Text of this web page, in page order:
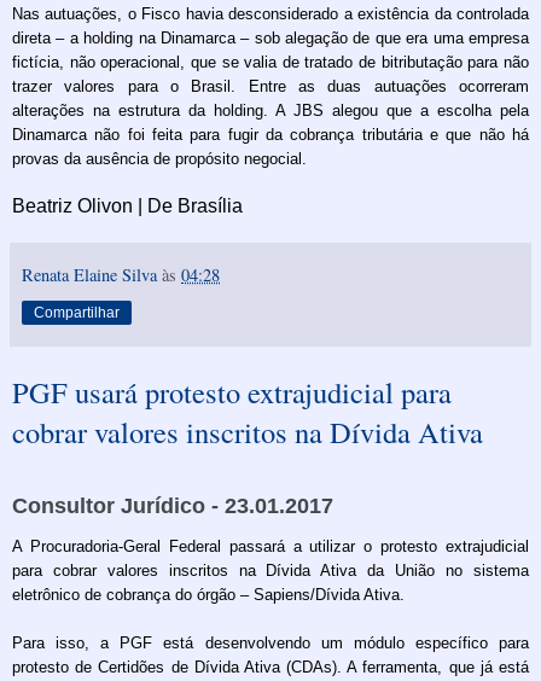
Nas autuações, o Fisco havia desconsiderado a existência da controlada
direta – a holding na Dinamarca – sob alegação de que era uma empresa
fictícia, não operacional, que se valia de tratado de bitributação para não
trazer valores para o Brasil. Entre as duas autuações ocorreram
alterações na estrutura da holding. A JBS alegou que a escolha pela
Dinamarca não foi feita para fugir da cobrança tributária e que não há
provas da ausência de propósito negocial.
Beatriz Olivon | De Brasília
Renata Elaine Silva às 04:28
Compartilhar
PGF usará protesto extrajudicial para
cobrar valores inscritos na Dívida Ativa
Consultor Jurídico - 23.01.2017
A Procuradoria-Geral Federal passará a utilizar o protesto extrajudicial
para cobrar valores inscritos na Dívida Ativa da União no sistema
eletrônico de cobrança do órgão – Sapiens/Dívida Ativa.
Para isso, a PGF está desenvolvendo um módulo específico para
protesto de Certidões de Dívida Ativa (CDAs). A ferramenta, que já está